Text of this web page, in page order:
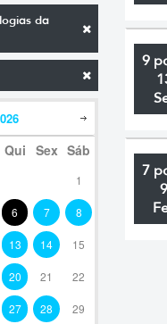
da
Qui Sex Sáb
1
6 7 8
13 14 15
20 21 22
27 28 29
9
7
9